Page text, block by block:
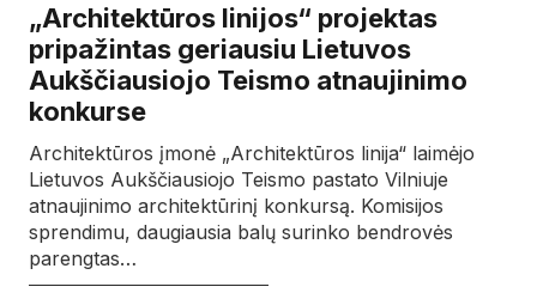
„Architektūros linijos“ projektas
pripažintas geriausiu Lietuvos
Aukščiausiojo Teismo atnaujinimo
konkurse
Architektūros įmonė „Architektūros linija“ laimėjo
Lietuvos Aukščiausiojo Teismo pastato Vilniuje
atnaujinimo architektūrinį konkursą. Komisijos
sprendimu, daugiausia balų surinko bendrovės
parengtas…